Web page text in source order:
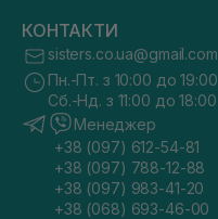
КОНТАКТИ
sisters.co.ua@gmail.com
Пн.-Пт. з 10:00 до 19:00
Сб.-Нд. з 11:00 до 18:00
Менеджер
+38 (097) 612-54-81
+38 (097) 788-12-88
+38 (097) 983-41-20
+38 (068) 693-46-00